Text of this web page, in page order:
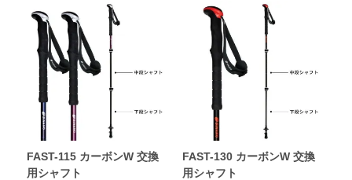
FAST-115 カーボンW 交換
用シャフト
FAST-130 カーボンW 交換
用シャフト